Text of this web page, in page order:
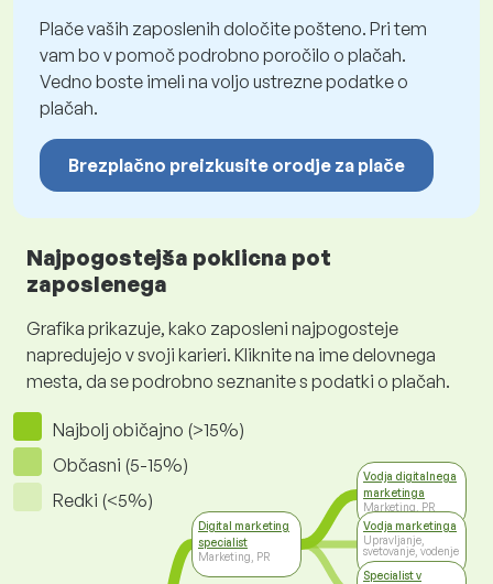
Plače vaših zaposlenih določite pošteno. Pri tem
vam bo v pomoč podrobno poročilo o plačah.
Vedno boste imeli na voljo ustrezne podatke o
plačah.
Brezplačno preizkusite orodje za plače
Najpogostejša poklicna pot
zaposlenega
Grafika prikazuje, kako zaposleni najpogosteje
napredujejo v svoji karieri. Kliknite na ime delovnega
mesta, da se podrobno seznanite s podatki o plačah.
Najbolj običajno (>15%)
Občasni (5-15%)
Redki (<5%)
Digital marketing
specialist
Marketing, PR
Vodja digitalnega
marketinga
Marketing, PR
Vodja marketinga
Upravljanje,
svetovanje, vodenje
Specialist v